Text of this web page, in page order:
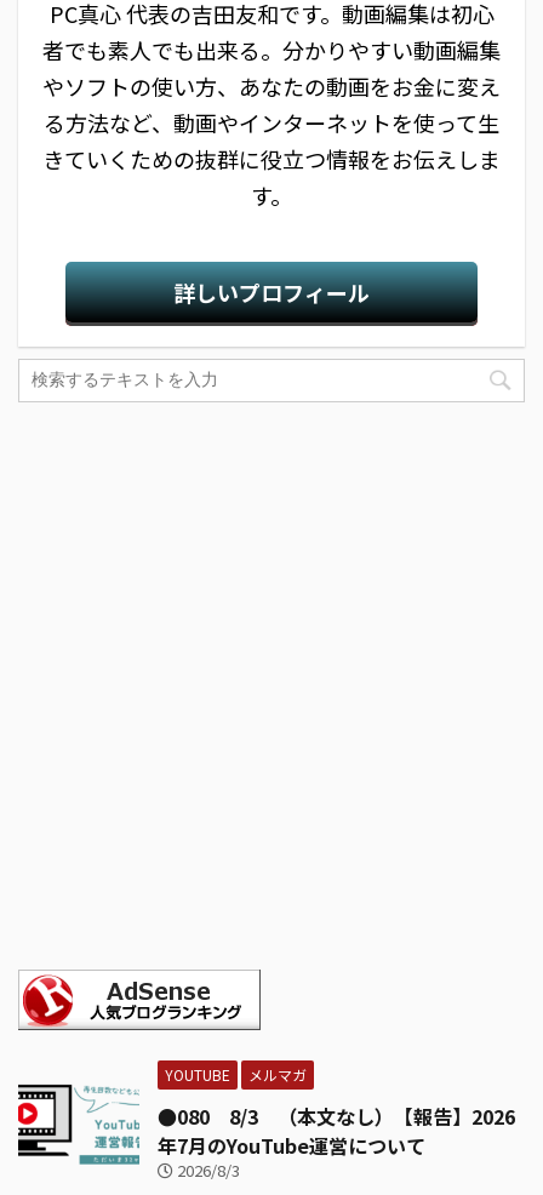
PC真心 代表の吉田友和です。動画編集は初心
者でも素人でも出来る。分かりやすい動画編集
やソフトの使い方、あなたの動画をお金に変え
る方法など、動画やインターネットを使って生
きていくための抜群に役立つ情報をお伝えしま
す。
詳しいプロフィール
YOUTUBE メルマガ
●080 8/3 （本文なし）【報告】2026
年7月のYouTube運営について
2026/8/3